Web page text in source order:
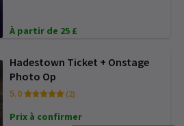
À partir de 25 £
Hadestown Ticket + Onstage
Photo Op
5.0 (2)
Prix à confirmer